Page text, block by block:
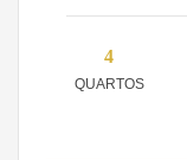
4
QUARTOS